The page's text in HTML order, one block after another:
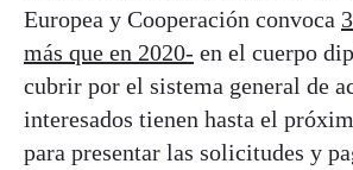
Europea y Cooperación convoca
más que en 2020- en el cuerpo
cubrir por el sistema general de
interesados tienen hasta el
para presentar las solicitudes y